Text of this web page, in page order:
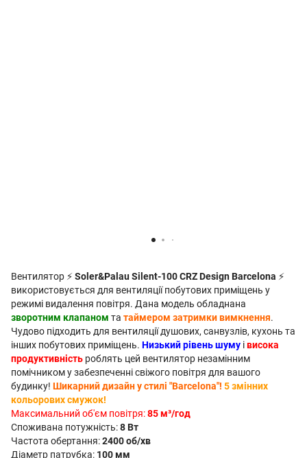
Вентилятор ⚡ Soler&Palau Silent-100 CRZ Design Barcelona ⚡
використовується для вентиляції побутових приміщень у
режимі видалення повітря. Дана модель обладнана
зворотним клапаном та таймером затримки вимкнення.
Чудово підходить для вентиляції душових, санвузлів, кухонь та
інших побутових приміщень. Низький рівень шуму івисока
продуктивність роблять цей вентилятор незамінним
помічником у забезпеченні свіжого повітря для вашого
будинку! Шикарний дизайн у стилі "Barcelona"! 5 змінних
кольорових смужок!
Максимальний об'єм повітря:85 м³/год
Споживана потужність:8 Вт
Частота обертання:2400 об/хв
Діаметр патрубка: 100 мм